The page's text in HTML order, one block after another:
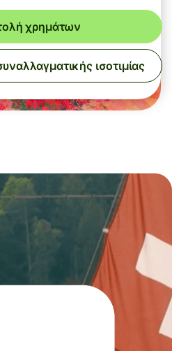
χρημάτων
ισοτιμίας